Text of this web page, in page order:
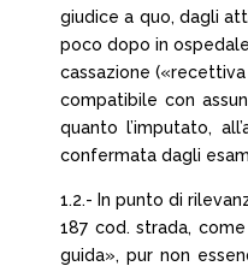
giudice a quo, dagli
poco dopo in
cassazione
compatibile con
quanto l’imputato,
confermata dagli
1.2.- In punto di
187 cod. strada,
guida», pur non